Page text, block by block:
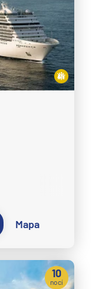
Mapa
10
nocí